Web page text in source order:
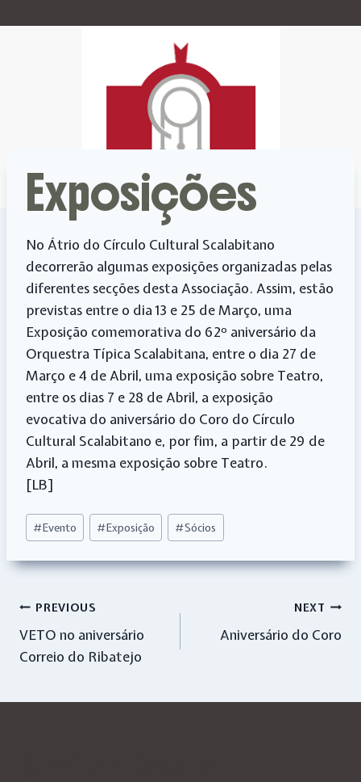
Exposições
No Átrio do Círculo Cultural Scalabitano
decorrerão algumas exposições organizadas pelas
diferentes secções desta Associação. Assim, estão
previstas entre o dia 13 e 25 de Março, uma
Exposição comemorativa do 62º aniversário da
Orquestra Típica Scalabitana, entre o dia 27 de
Março e 4 de Abril, uma exposição sobre Teatro,
entre os dias 7 e 28 de Abril, a exposição
evocativa do aniversário do Coro do Círculo
Cultural Scalabitano e, por fim, a partir de 29 de
Abril, a mesma exposição sobre Teatro.
[LB]
Post
Tags:
#Evento #Exposição #Sócios
Navegação
de
artigos
PREVIOUS
VETO no aniversário
Correio do Ribatejo
NEXT
Aniversário do Coro